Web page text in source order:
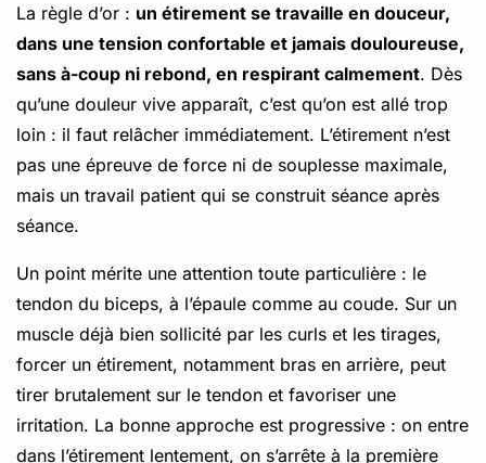
La règle d’or : un étirement se travaille en douceur,
dans une tension confortable et jamais douloureuse,
sans à-coup ni rebond, en respirant calmement. Dès
qu’une douleur vive apparaît, c’est qu’on est allé trop
loin : il faut relâcher immédiatement. L’étirement n’est
pas une épreuve de force ni de souplesse maximale,
mais un travail patient qui se construit séance après
séance.
Un point mérite une attention toute particulière : le
tendon du biceps, à l’épaule comme au coude. Sur un
muscle déjà bien sollicité par les curls et les tirages,
forcer un étirement, notamment bras en arrière, peut
tirer brutalement sur le tendon et favoriser une
irritation. La bonne approche est progressive : on entre
dans l’étirement lentement, on s’arrête à la première